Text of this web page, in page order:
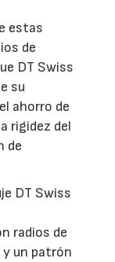
estas
de
DT Swiss
su
ahorro de
rigidez del
de
DT Swiss
radios de
un patrón